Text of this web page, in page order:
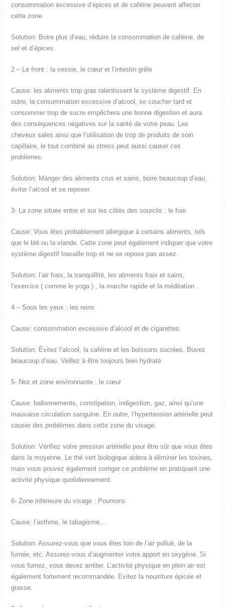
consommation excessive d’épices et de caféine peuvent affecter
cette zone.
Solution: Boire plus d’eau, réduire la consommation de caféine, de
sel et d’épices.
2 – Le front : la vessie, le cœur et l’intestin grêle
Cause: les aliments trop gras ralentissent le système digestif. En
outre, la consommation excessive d’alcool, se coucher tard et
consommer trop de sucre empêchera une bonne digestion et aura
des conséquences négatives sur la santé de votre peau. Les
cheveux sales ainsi que l’utilisation de trop de produits de soin
capillaire, le tout combiné au stress peut aussi causer ces
problèmes.
Solution: Manger des aliments crus et sains, boire beaucoup d’eau,
éviter l’alcool et se reposer.
3- La zone située entre et sur les côtés des sourcils : le foie
Cause: Vous êtes probablement allergique à certains aliments, tels
que le blé ou la viande. Cette zone peut également indiquer que votre
système digestif travaille trop et ne se repose pas assez.
Solution: l’air frais, la tranquillité, les aliments frais et sains,
l’exercice ( comme le yoga ) , la marche rapide et la méditation .
4 – Sous les yeux : les reins
Cause: consommation excessive d’alcool et de cigarettes.
Solution: Évitez l’alcool, la caféine et les boissons sucrées. Buvez
beaucoup d’eau. Veillez à être toujours bien hydraté
5- Nez et zone environnante ; le cœur
Cause: ballonnements, constipation, indigestion, gaz, ainsi qu’une
mauvaise circulation sanguine. En outre, l’hypertension artérielle peut
causer des problèmes dans cette zone du visage.
Solution: Vérifiez votre pression artérielle pour être sûr que vous êtes
dans la moyenne. Le thé vert biologique aidera à éliminer les toxines,
mais vous pouvez également corriger ce problème en pratiquant une
activité physique quotidiennement.
6- Zone inférieure du visage : Poumons
Cause: l’asthme, le tabagisme…
Solution: Assurez-vous que vous êtes loin de l’air pollué, de la
fumée, etc. Assurez-vous d’augmenter votre apport en oxygène. Si
vous fumez, vous devez arrêter. L’activité physique en plein air est
également fortement recommandée. Evitez la nourriture épicée et
grasse.